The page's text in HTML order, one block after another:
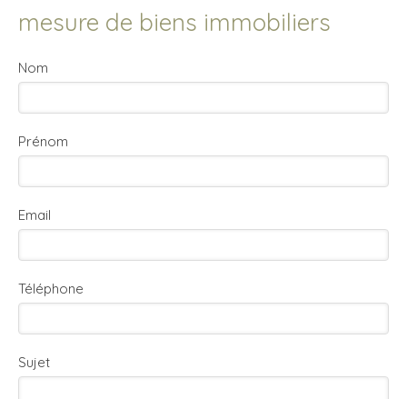
mesure de biens immobiliers
Nom
Prénom
Email
Téléphone
Sujet